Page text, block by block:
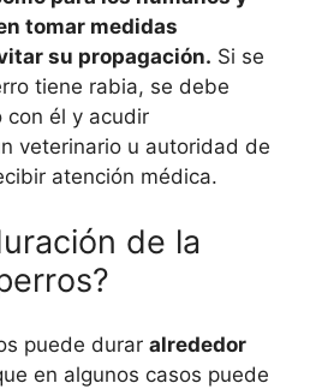
tomar medidas
su propagación. Si se
tiene rabia, se debe
él y acudir
veterinario u autoridad de
atención médica.
de la
puede durar alrededor
en algunos casos puede